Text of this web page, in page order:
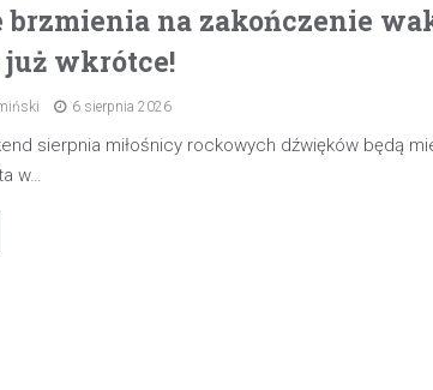
brzmienia na zakończenie
wkrótce!
6 sierpnia 2026
sierpnia miłośnicy rockowych dźwięków będą
w…